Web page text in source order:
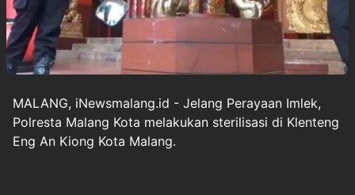
MALANG, iNewsmalang.id - Jelang Perayaan Imlek,
Polresta Malang Kota melakukan sterilisasi di Klenteng
Eng An Kiong Kota Malang.